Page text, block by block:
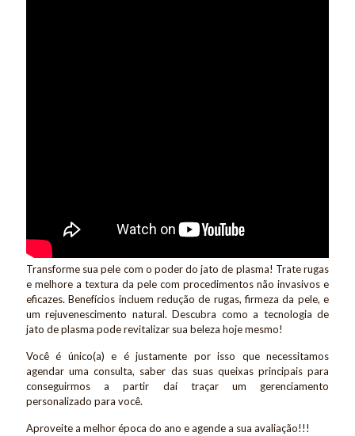
Transforme sua pele com o poder do jato de plasma! Trate rugas
e melhore a textura da pele com procedimentos não invasivos e
eficazes. Benefícios incluem redução de rugas, firmeza da pele, e
um rejuvenescimento natural. Descubra como a tecnologia de
jato de plasma pode revitalizar sua beleza hoje mesmo!
Você é único(a) e é justamente por isso que necessitamos
agendar uma consulta, saber das suas queixas principais para
conseguirmos a partir daí traçar um gerenciamento
personalizado para você.
Aproveite a melhor época do ano e agende a sua avaliação!!!